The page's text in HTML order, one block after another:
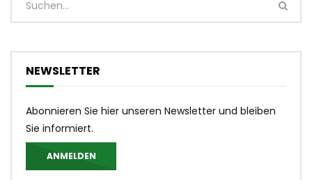
NEWSLETTER
Abonnieren Sie hier unseren Newsletter und bleiben
Sie informiert.
ANMELDEN